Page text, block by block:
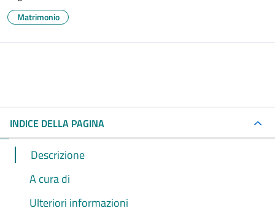
Matrimonio
INDICE DELLA PAGINA
Descrizione
A cura di
Ulteriori informazioni